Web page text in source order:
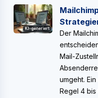
KI-generiert
Der
Mail-
umgeht.
Regel 4